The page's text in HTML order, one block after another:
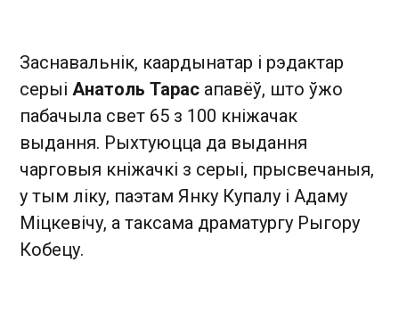
Заснавальнік, каардынатар і рэдактар
серыі Анатоль Тарас апавёў, што ўжо
пабачыла свет 65 з 100 кніжачак
выдання. Рыхтуюцца да выдання
чарговыя кніжачкі з серыі, прысвечаныя,
у тым ліку, паэтам Янку Купалу і Адаму
Міцкевічу, а таксама драматургу Рыгору
Кобецу.